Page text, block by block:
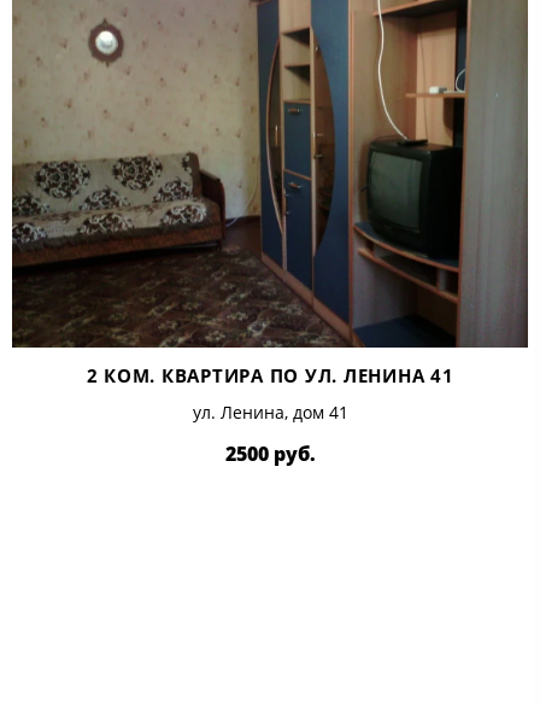
2 КОМ. КВАРТИРА ПО УЛ. ЛЕНИНА 41
ул. Ленина, дом 41
2500 руб.